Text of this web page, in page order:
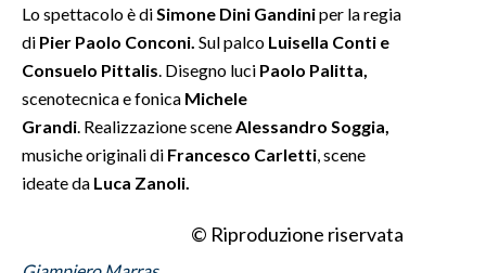
SPIAGGE
Lo spettacolo è di Simone Dini Gandiniper la regia
di Pier Paolo Conconi. Sul palco Luisella Conti e
Consuelo Pittalis . Disegno luci Paolo Palitta,
scenotecnica e fonica Michele
Grandi . Realizzazione scene Alessandro Soggia,
musiche originali di Francesco Carletti , scene
ideate da Luca Zanoli.
© Riproduzione riservata